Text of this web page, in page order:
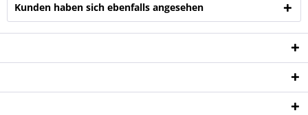
Kunden haben sich ebenfalls angesehen